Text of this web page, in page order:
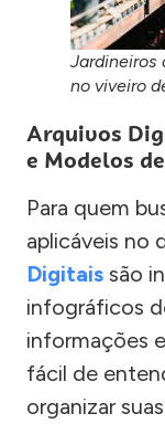
Jardineiros
no viveiro
Arquivos
e Modelos
Para quem
aplicáveis no
Digitais são
infográficos
informações
fácil de
organizar